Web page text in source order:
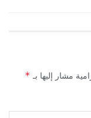
مشار إليها بـ *